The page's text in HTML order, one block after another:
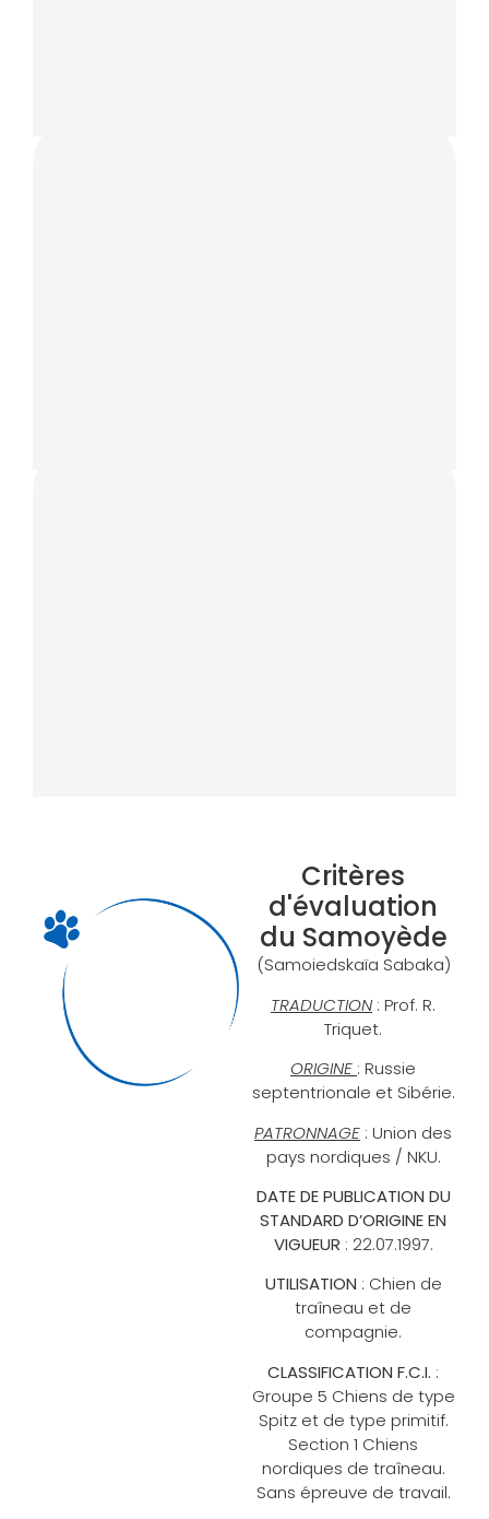
Critères
d'évaluation
du Samoyède
(Samoiedskaïa Sabaka)
TRADUCTION : Prof. R.
Triquet.
ORIGINE : Russie
septentrionale et Sibérie.
PATRONNAGE : Union des
pays nordiques / NKU.
DATE DE PUBLICATION DU
STANDARD D’ORIGINE EN
VIGUEUR : 22.07.1997.
UTILISATION : Chien de
traîneau et de
compagnie.
CLASSIFICATION F.C.I. :
Groupe 5 Chiens de type
Spitz et de type primitif.
Section 1 Chiens
nordiques de traîneau.
Sans épreuve de travail.